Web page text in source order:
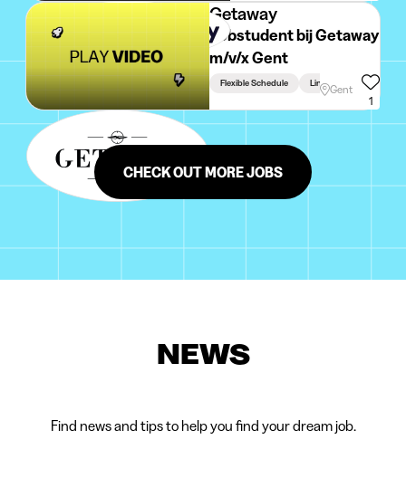
Getaway
Jobstudent bij Getaway
m/v/x Gent
Flexible Schedule Linked To Studies
Gent
1
CHECK OUT MORE JOBS
NEWS
Find news and tips to help you find your dream job.